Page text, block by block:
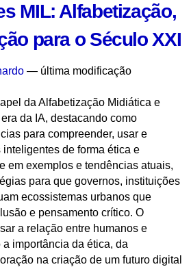
MIL: Alfabetização,
para o Século XXI
— última modificação
da Alfabetização Midiática e
da IA, destacando como
para compreender, usar e
de forma ética e
em exemplos e tendências atuais,
para que governos, instituições
ecossistemas urbanos que
e pensamento crítico. O
a relação entre humanos e
importância da ética, da
na criação de um futuro digital